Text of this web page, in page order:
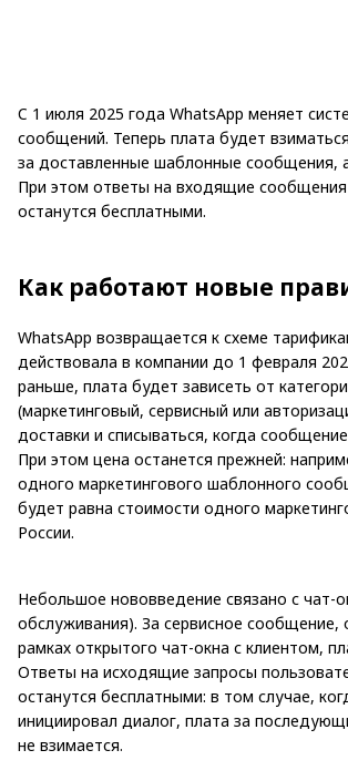
C 1 июля 2025 года WhatsApp меняет
сообщений. Теперь плата будет
за доставленные шаблонные сообщения,
При этом ответы на входящие сообщения
останутся бесплатными.
Как работают новые
WhatsApp возвращается к схеме
действовала в компании до 1 февраля
раньше, плата будет зависеть от
(маркетинговый, сервисный или
доставки и списываться, когда
При этом цена останется прежней:
одного маркетингового шаблонного
будет равна стоимости одного
России.
Небольшое нововведение связано с чат-
обслуживания). За сервисное сообщение,
рамках открытого чат-окна с клиентом,
Ответы на исходящие запросы
останутся бесплатными: в том случае,
инициировал диалог, плата за
не взимается.